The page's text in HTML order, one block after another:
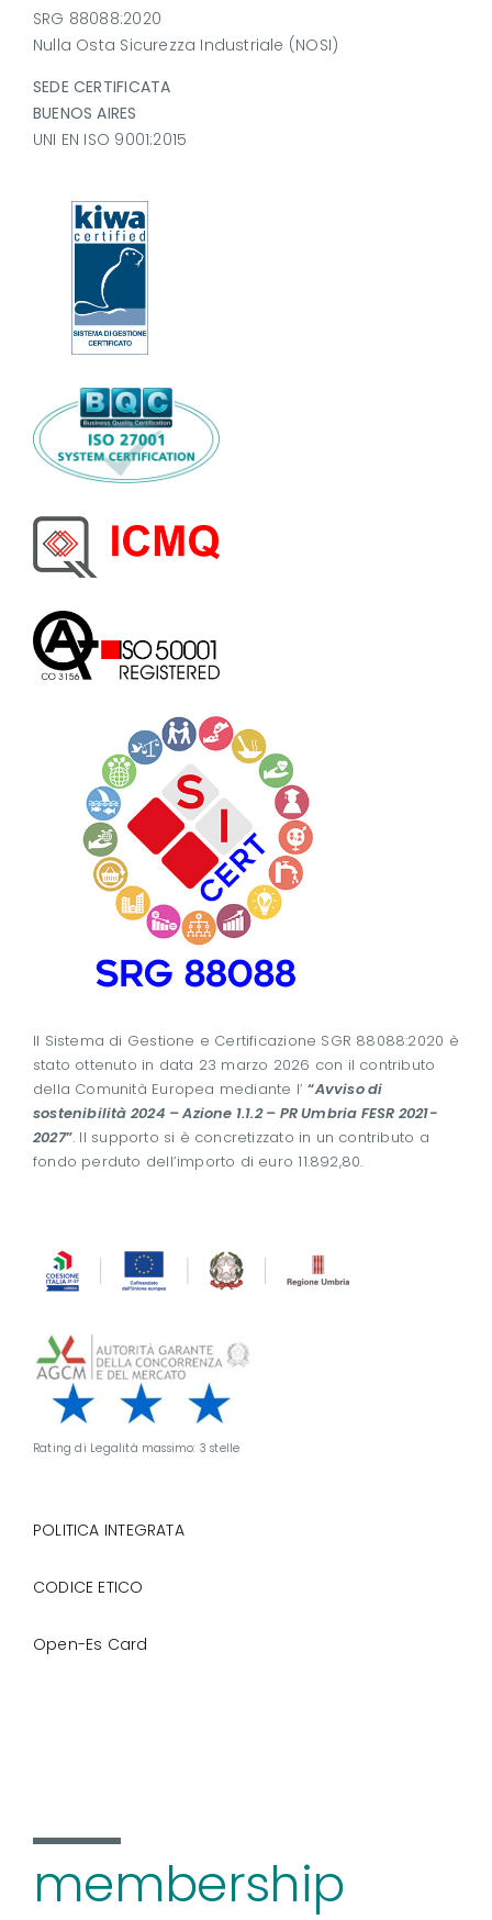
SRG 88088:2020
Nulla Osta Sicurezza Industriale (NOSI)
SEDE CERTIFICATA
BUENOS AIRES
UNI EN ISO 9001:2015
Il Sistema di Gestione e Certificazione SGR 88088:2020 è
stato ottenuto in data 23 marzo 2026 con il contributo
della Comunità Europea mediante l’“Avviso di
sostenibilità 2024 – Azione 1.1.2 – PR Umbria FESR 2021-
2027”. Il supporto si è concretizzato in un contributo a
fondo perduto dell’importo di euro 11.892,80.
Rating di Legalità massimo: 3 stelle
POLITICA INTEGRATA
CODICE ETICO
Open-Es Card
membership